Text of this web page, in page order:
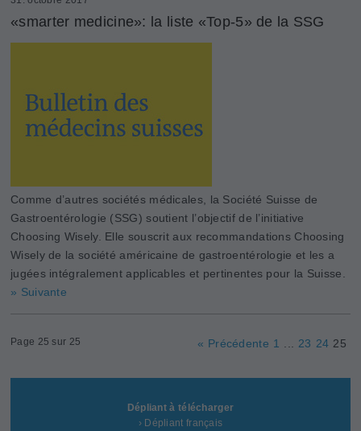
«smarter medicine»: la liste «Top-5» de la SSG
Comme d’autres sociétés médicales, la Société Suisse de
Gastroentérologie (SSG) soutient l’objectif de l’initiative
Choosing Wisely. Elle souscrit aux recommandations Choosing
Wisely de la société américaine de gastroentérologie et les a
jugées intégralement applicables et pertinentes pour la Suisse.
» Suivante
Page 25 sur 25 « Précédente 1 23 24 25
Dépliant à télécharger
› Dépliant français